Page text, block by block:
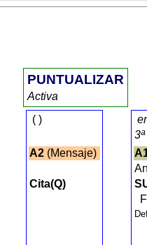
PUNTUALIZAR
Activa
()
A2(Mensaje)
Cita(Q)